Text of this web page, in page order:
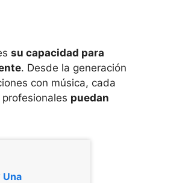
su capacidad para
. Desde la generación
con música, cada
puedan
Una